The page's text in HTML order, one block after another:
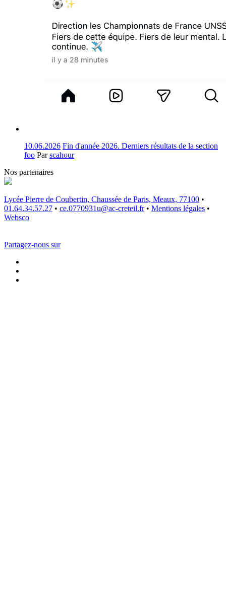
10.06.2026 Fin d'année 2026. Derniers résultats de la section
foo Parscahour
Nos partenaires
Lycée Pierre de Coubertin, Chaussée de Paris, Meaux, 77100 •
01.64.34.57.27 • ce.0770931u@ac-creteil.fr • Mentions légales •
Websco
Partagez-nous sur